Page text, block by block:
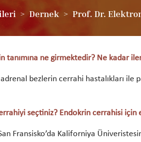
Dernek Prof. Dr.
tanımına ne girmektedir? Ne kadar
bezlerin cerrahi hastalıkları
seçtiniz? Endokrin cerrahisi için
Fransisko’da Kaliforniya